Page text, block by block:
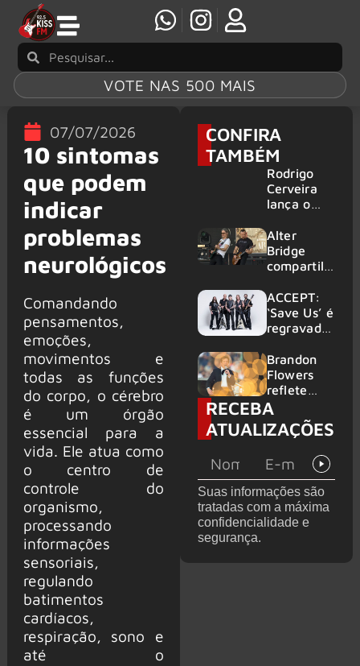
VOTE NAS 500 MAIS
07/07/2026
10 sintomas
que podem
indicar
problemas
neurológicos
Comandando
pensamentos,
emoções,
movimentos e
todas as funções
do corpo, o cérebro
é um órgão
essencial para a
vida. Ele atua como
o centro de
controle do
organismo,
processando
informações
sensoriais,
regulando
batimentos
cardíacos,
respiração, sono e
até o
CONFIRA
TAMBÉM
Rodrigo
Cerveira
lança o
Searcher”
Alter
Bridge
compartilh
vivo de
“Fortress”
gravada
am Ring
2026
ACCEPT:
‘Save Us’ é
regravada
membros
do GHOST
e KORN
Brandon
Flowers
reflete
sobre o
futuro e
levanta
de de
deixar os
palcos
RECEBA
ATUALIZAÇÕES
Suas informações são
tratadas com a máxima
confidencialidade e
segurança.